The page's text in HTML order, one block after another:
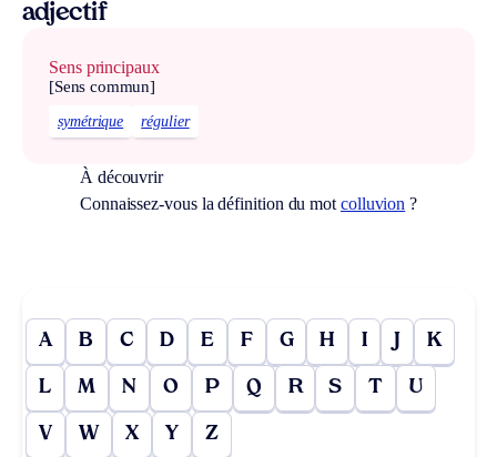
adjectif
Sens principaux
[Sens commun]
symétrique régulier
À découvrir
Connaissez-vous la définition du mot colluvion ?
A B C D E F G H I J K
L M N O P Q R S T U
V W X Y Z